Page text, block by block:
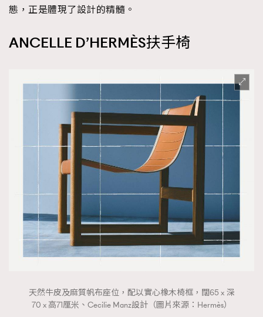
態，正是體現了設計的精髓。
ANCELLE D’HERMÈS扶手椅
天然牛皮及麻質帆布座位，配以實心橡木椅框，闊65 x 深
70 x 高71厘米、Cecilie Manz設計（圖片來源：Hermès）